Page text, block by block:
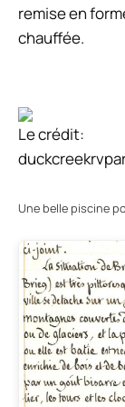
remise en
chauffée.
Le crédit:
Une belle piscine